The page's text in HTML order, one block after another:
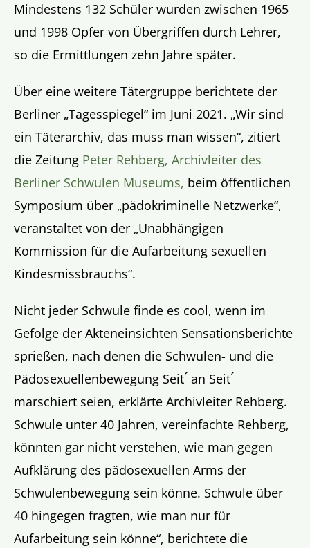
Mindestens 132 Schüler wurden zwischen 1965
und 1998 Opfer von Übergriffen durch Lehrer,
so die Ermittlungen zehn Jahre später.
Über eine weitere Tätergruppe berichtete der
Berliner „Tagesspiegel“ im Juni 2021. „Wir sind
ein Täterarchiv, das muss man wissen“, zitiert
die Zeitung Peter Rehberg, Archivleiter des
Berliner Schwulen Museums, beim öffentlichen
Symposium über „pädokriminelle Netzwerke“,
veranstaltet von der „Unabhängigen
Kommission für die Aufarbeitung sexuellen
Kindesmissbrauchs“.
Nicht jeder Schwule finde es cool, wenn im
Gefolge der Akteneinsichten Sensationsberichte
sprießen, nach denen die Schwulen- und die
Pädosexuellenbewegung Seit ́ an Seit ́
marschiert seien, erklärte Archivleiter Rehberg.
Schwule unter 40 Jahren, vereinfachte Rehberg,
könnten gar nicht verstehen, wie man gegen
Aufklärung des pädosexuellen Arms der
Schwulenbewegung sein könne. Schwule über
40 hingegen fragten, wie man nur für
Aufarbeitung sein könne“, berichtete die